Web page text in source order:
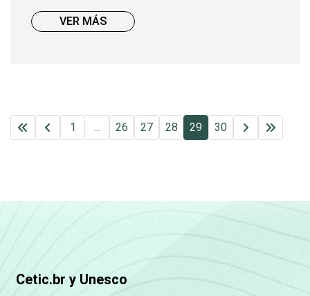
VER MÁS
1 ... 26 27 28 29 30
Cetic.br y Unesco